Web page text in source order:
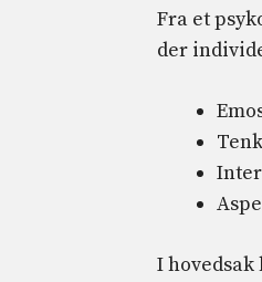
Fra et
der
I